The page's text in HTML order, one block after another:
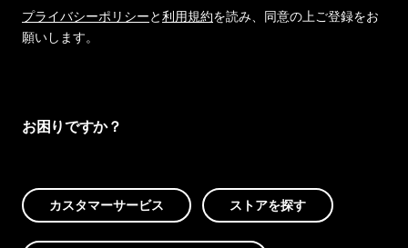
プライバシーポリシーと利用規約を読み、同意の上ご登録をお
願いします。
お困りですか？
カスタマーサービス ストアを探す